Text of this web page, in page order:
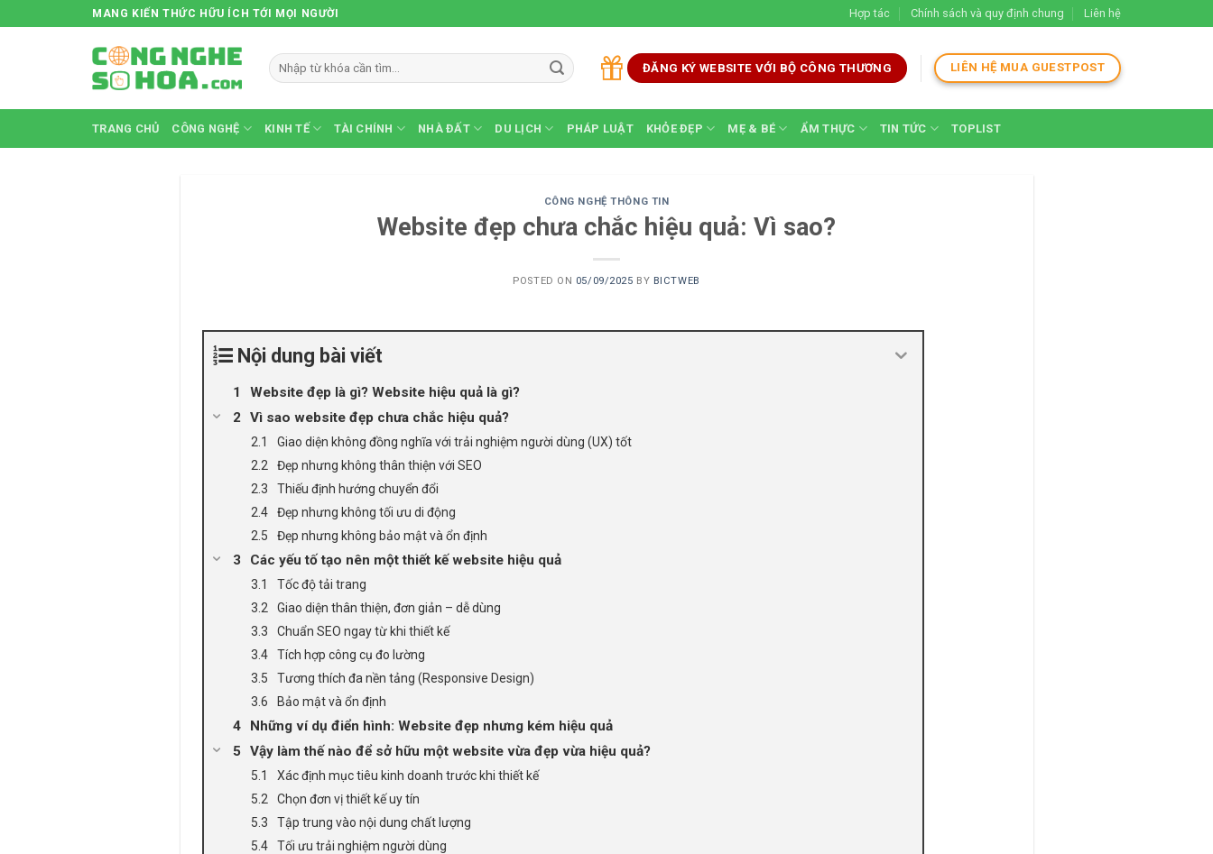
to
MANG KIẾN THỨC HỮU ÍCH TỚI MỌI NGƯỜI Hợp tác Chính sách và quy định chung Liên hệ
ĐĂNG KÝ WEBSITE VỚI BỘ CÔNG THƯƠNG LIÊN HỆ MUA GUESTPOST
TRANG CHỦ CÔNG NGHỆ KINH TẾ TÀI CHÍNH NHÀ ĐẤT DU LỊCH PHÁP LUẬT KHỎE ĐẸP MẸ & BÉ ẨM THỰC TIN TỨC TOPLIST
CÔNG NGHỆ THÔNG TIN
Website đẹp chưa chắc hiệu quả: Vì sao?
POSTED ON 05/09/2025 BY BICTWEB
Nội dung bài viết
Website đẹp là gì? Website hiệu quả là gì?
Vì sao website đẹp chưa chắc hiệu quả?
Giao diện không đồng nghĩa với trải nghiệm người dùng (UX) tốt
Đẹp nhưng không thân thiện với SEO
Thiếu định hướng chuyển đổi
Đẹp nhưng không tối ưu di động
Đẹp nhưng không bảo mật và ổn định
Các yếu tố tạo nên một thiết kế website hiệu quả
Tốc độ tải trang
Giao diện thân thiện, đơn giản – dễ dùng
Chuẩn SEO ngay từ khi thiết kế
Tích hợp công cụ đo lường
Tương thích đa nền tảng (Responsive Design)
Bảo mật và ổn định
Những ví dụ điển hình: Website đẹp nhưng kém hiệu quả
Vậy làm thế nào để sở hữu một website vừa đẹp vừa hiệu quả?
Xác định mục tiêu kinh doanh trước khi thiết kế
Chọn đơn vị thiết kế uy tín
Tập trung vào nội dung chất lượng
Tối ưu trải nghiệm người dùng